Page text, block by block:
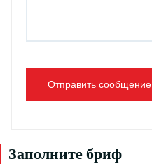
Отправить сообщение
Заполните бриф